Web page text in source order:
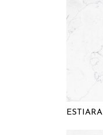
ESTIARA